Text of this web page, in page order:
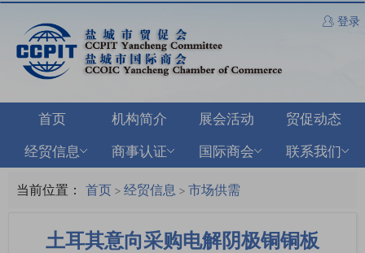
登录
首页 机构简介 展会活动
贸促动态
经贸信息
商事认证 国际商会 联系我们
当前位置： 首页 > 经贸信息 > 市场供需
土耳其意向采购电解阴极铜铜板